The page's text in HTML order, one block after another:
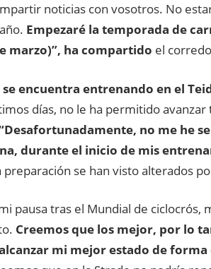
noticias con vosotros. No
Empezaré la temporada de
marzo)”, ha compartido el
se encuentra entrenando en el
días, no le ha permitido
no me he
durante el inicio de mis
preparación se han visto alterados
pausa tras el Mundial de ciclocrós,
Creemos que los mejor, por lo
mi mejor estado de forma